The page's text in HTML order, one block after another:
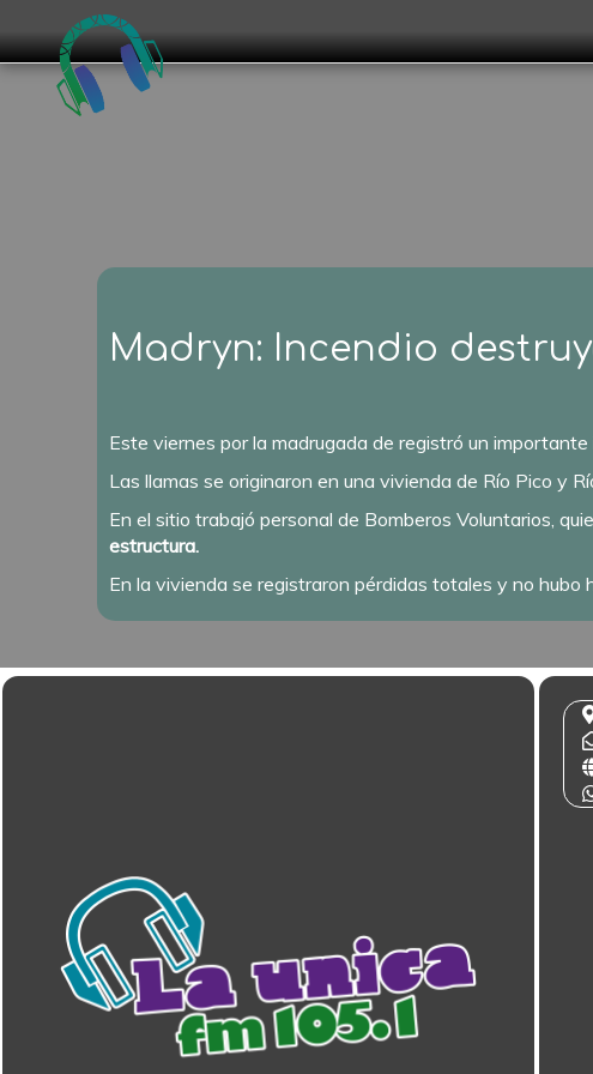
Madryn: Incendio
Este viernes por la madrugada de registró un importante
Las llamas se originaron en una vivienda de Río Pico y
En el sitio trabajó personal de Bomberos Voluntarios,
estructura.
En la vivienda se registraron pérdidas totales y no hubo